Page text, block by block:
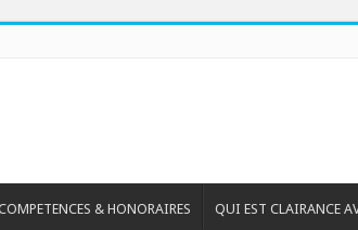
& HONORAIRES QUI EST CLAIRANCE